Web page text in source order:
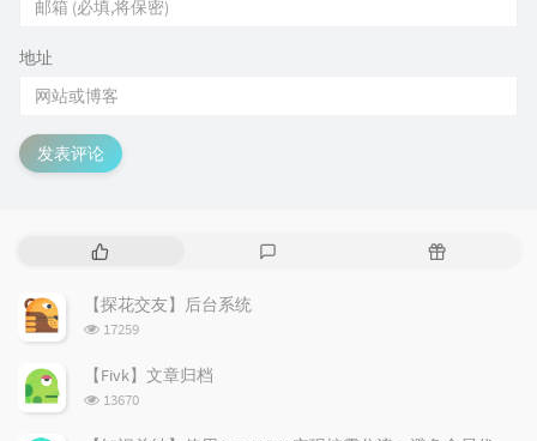
地址
发表评论
热
文
章
随
【探花交友】后台系统
浏
次
17259
【Fivk】文章归档
浏
13670